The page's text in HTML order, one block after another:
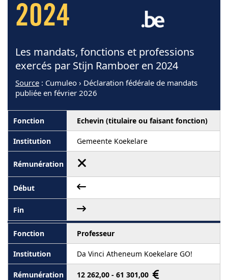
2024
Les mandats, fonctions et professions
exercés par Stijn Ramboer en 2024
Source : Cumuleo › Déclaration fédérale de mandats
publiée en février 2026
Echevin (titulaire ou faisant fonction)
Gemeente Koekelare
Professeur
Da Vinci Atheneum Koekelare GO!
12 262,00 - 61 301,00